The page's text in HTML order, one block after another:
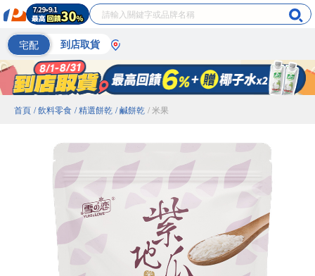
宅配 到店取貨
首頁 / 飲料零食 / 精選餅乾 / 鹹餅乾 / 米果